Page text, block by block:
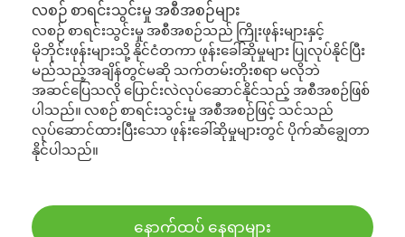
လစဉ် စာရင်းသွင်းမှု အစီအစဉ်များ
လစဉ် စာရင်းသွင်းမှု အစီအစဉ်သည် ကြိုးဖုန်းများနှင့်
မိုဘိုင်းဖုန်းများသို့ နိုင်ငံတကာ ဖုန်းခေါ်ဆိုမှုများ ပြုလုပ်နိုင်ပြီး
မည်သည့်အချိန်တွင်မဆို သက်တမ်းတိုးစရာ မလိုဘဲ
အဆင်ပြေသလို ပြောင်းလဲလုပ်ဆောင်နိုင်သည့် အစီအစဉ်ဖြစ်
ပါသည်။ လစဉ် စာရင်းသွင်းမှု အစီအစဉ်ဖြင့် သင်သည်
လုပ်ဆောင်ထားပြီးသော ဖုန်းခေါ်ဆိုမှုများတွင် ပိုက်ဆံချွေတာ
နိုင်ပါသည်။
နောက်ထပ် နေရာများ